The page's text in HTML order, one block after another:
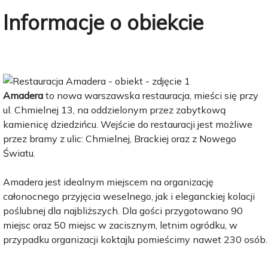
Informacje o obiekcie
Amadera to nowa warszawska restauracja, mieści się przy
ul. Chmielnej 13, na oddzielonym przez zabytkową
kamienicę dziedzińcu. Wejście do restauracji jest możliwe
przez bramy z ulic: Chmielnej, Brackiej oraz z Nowego
Światu.
Amadera jest idealnym miejscem na organizację
całonocnego przyjęcia weselnego, jak i eleganckiej kolacji
poślubnej dla najbliższych. Dla gości przygotowano 90
miejsc oraz 50 miejsc w zacisznym, letnim ogródku, w
przypadku organizacji koktajlu pomieścimy nawet 230 osób.